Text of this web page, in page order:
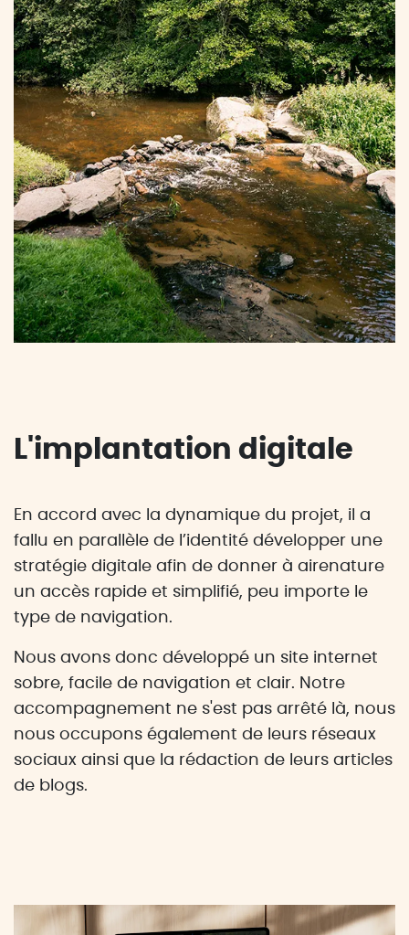
L'implantation digitale
En accord avec la dynamique du projet, il a
fallu en parallèle de l’identité développer une
stratégie digitale afin de donner à airenature
un accès rapide et simplifié, peu importe le
type de navigation.
Nous avons donc développé un site internet
sobre, facile de navigation et clair. Notre
accompagnement ne s'est pas arrêté là, nous
nous occupons également de leurs réseaux
sociaux ainsi que la rédaction de leurs articles
de blogs.